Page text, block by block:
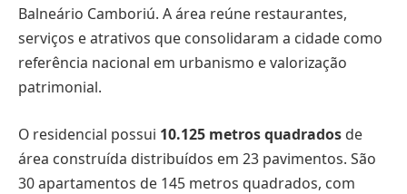
Balneário Camboriú. A área reúne restaurantes,
serviços e atrativos que consolidaram a cidade como
referência nacional em urbanismo e valorização
patrimonial.
O residencial possui 10.125 metros quadrados de
área construída distribuídos em 23 pavimentos. São
30 apartamentos de 145 metros quadrados, com